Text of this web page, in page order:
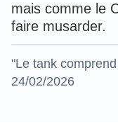
mais comme le
faire musarder.
"Le tank
24/02/2026